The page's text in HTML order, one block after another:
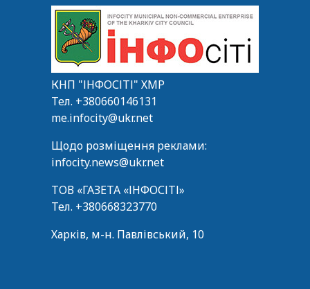
КНП "ІНФОСІТІ" ХМР
Тел. +380660146131
me.infocity@ukr.net
Щодо розміщення реклами:
infocity.news@ukr.net
ТОВ «ГАЗЕТА «ІНФОСІТІ»
Тел. +380668323770
Харків, м-н. Павлівський, 10